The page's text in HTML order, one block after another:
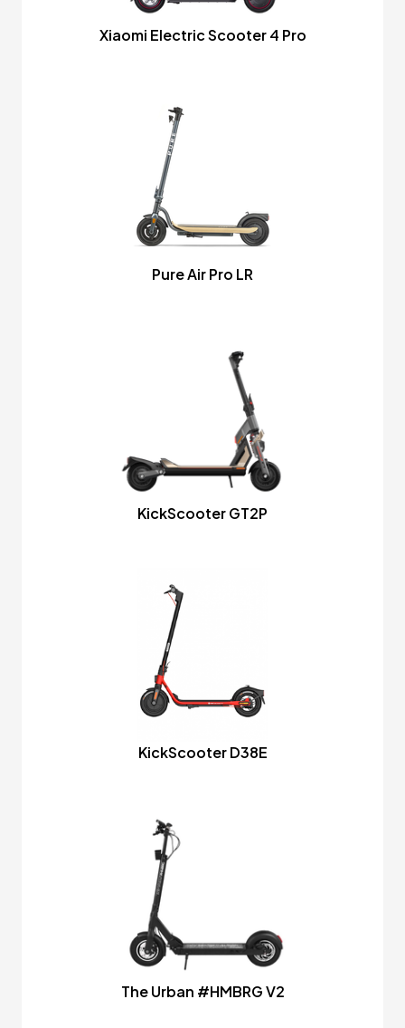
Xiaomi Electric Scooter 4 Pro
Pure Air Pro LR
KickScooter GT2P
KickScooter D38E
The Urban #HMBRG V2